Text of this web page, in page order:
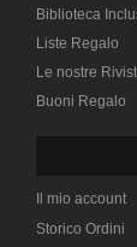
Biblioteca
Liste Regalo
Le nostre
Buoni Regalo
Il mio account
Storico Ordini